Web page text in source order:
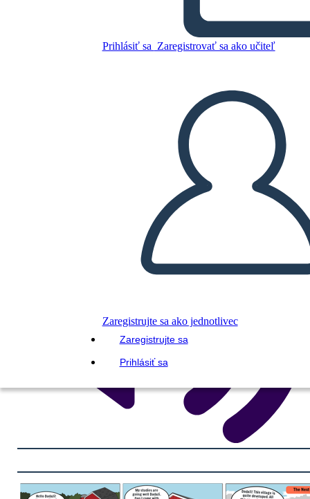
Prihlásiť sa Zaregistrovať sa ako učiteľ
Zaregistrujte sa ako jednotlivec
Zaregistrujte sa
Prihlásiť sa
Palampur Create a comic
strip illustrating key concept
Skopírujte tento Storyboard
VYTVORIŤ STORYBOARD
PREHRAŤ PREZENTÁCIU
ČÍTAJ MI